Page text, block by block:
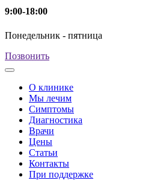
9:00-18:00
Понедельник - пятница
Позвонить
О клинике
Мы лечим
Симптомы
Диагностика
Врачи
Цены
Статьи
Контакты
При поддержке